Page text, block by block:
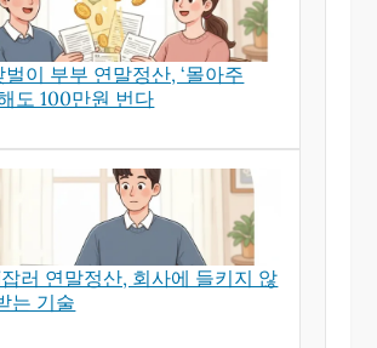
이 부부 연말정산, ‘몰아주
도 100만원 번다
러 연말정산, 회사에 들키지 않
는 기술